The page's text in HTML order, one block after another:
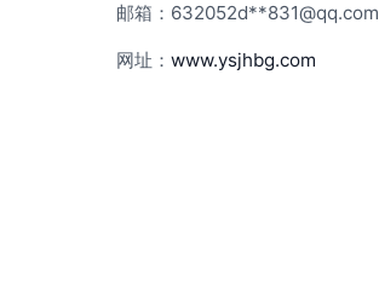
邮箱：632052d**831@qq.com
网址： www.ysjhbg.com